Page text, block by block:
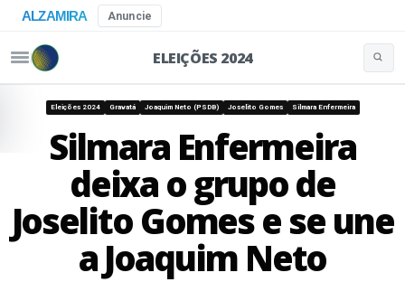
ALZAMIRA Anuncie
ELEIÇÕES 2024
Eleições 2024 Gravatá Joaquim Neto (PSDB) Joselito Gomes Silmara Enfermeira
Silmara Enfermeira
deixa o grupo de
Joselito Gomes e se une
a Joaquim Neto